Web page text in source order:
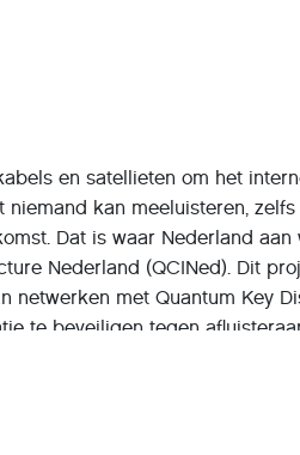
en satellieten om het
kan meeluisteren,
Dat is waar Nederland aan
Nederland (QCINed). Dit
met Quantum Key
te beveiligen tegen